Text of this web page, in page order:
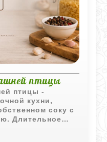
птицы
птицы -
кухни,
соку с
Длительное
сочным,
позволяют